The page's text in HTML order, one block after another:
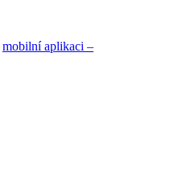
mobilní aplikaci –